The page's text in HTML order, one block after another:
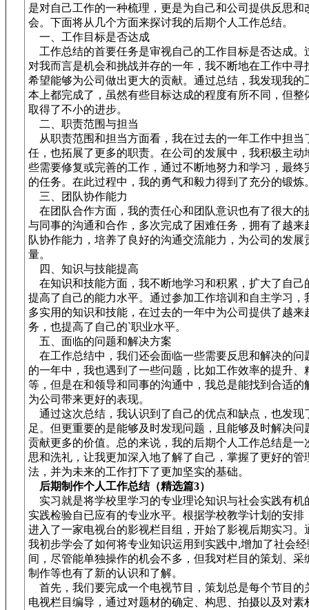
是对自己工作的一种梳理，更是为自己和公司提供反思和
会。下面将从几个方面来探讨我的后期个人工作总结。
一、工作目标是否达成
工作总结的首要任务是审视自己的工作目标是否达成。
对我而言是机会和挑战并存的一年，我不断地在工作中寻
希望能够为公司做出更大的贡献。通过总结，我发现我的
本上都完成了，虽然有些目标达成的程度有所不同，但整
取得了不小的进步。
二、职责范围与担当
从职责范围和担当方面看，我在过去的一年工作中担当
任，也拓展了更多的职责。在公司的发展中，我积极主动
些需要修复或完善的工作，通过不断地努力和学习，最终
的任务。在此过程中，我的勇气和毅力得到了充分的锻炼
三、团队协作能力
在团队合作方面，我的责任心和团队意识也有了很大的
与同事的沟通和合作，多次完成了困难任务，拥有了越来
队协作能力，培养了良好的沟通交流能力，为公司的发展
量。
四、知识与技能提高
在知识和技能方面，我不断地学习和积累，扩大了自己
提高了自己的能力水平。通过参加工作培训和自主学习，
多实用的知识和技能，在过去的一年中为公司提供了越来
务，也提高了自己的`职业水平。
五、面临的问题和解决方案
在工作总结中，我们还会面临一些需要反思和解决的问
的一年中，我也遇到了一些问题，比如工作效率的提升、
等，但是在和领导和同事的沟通中，我总是能找到合适的
为公司带来更好的表现。
通过这次总结，我认识到了自己的优点和缺点，也发现
足。但更重要的是能够及时发现问题，且能够及时解决问
贡献更多的价值。总的来说，我的后期个人工作总结是一
思和洗礼，让我更加深入地了解了自己，掌握了更好的管
法，并为未来的工作打下了更加坚实的基础。
后期制作个人工作总结（精选篇3）
实习就是将学校里学习的专业理论知识与社会实践有机
实践检验自已应有的专业水平。根据学校教学计划的安排
进入了一家电视台的影视栏目组，开始了影视后期实习。
我初步学会了如何将专业知识运用到实践中,增加了社会
间，尽管能单独操作的机会不多，但我对栏目的策划、采
制作等也有了新的认识和了解。
首先，我们要完成一个电视节目，策划总是每个节目的
电视栏目编导，通过对题材的确定、构思、拍摄以及对素